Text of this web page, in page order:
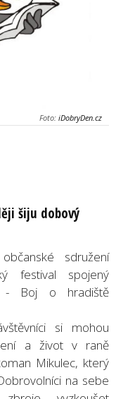
Foto: iDobryDen.cz
šiju dobový
sdružení
festival spojený
- Boj o hradiště
si mohou
a život v raně
Mikulec, který
na sebe